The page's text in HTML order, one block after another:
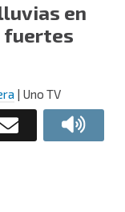
en
fuertes
| Uno TV